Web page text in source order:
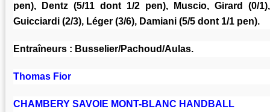
pen), Dentz (5/11 dont 1/2 pen), Muscio, Girard (0/
Guicciardi (2/3), Léger (3/6), Damiani (5/5 dont 1/1 pen).
Entraîneurs : Busselier/Pachoud/Aulas.
Thomas Fior
CHAMBERY SAVOIE MONT-BLANC HANDBALL